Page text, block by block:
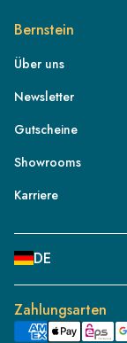
Bernstein
Über uns
Newsletter
Gutscheine
Showrooms
Karriere
DE
AT
CH
FR
IT
ES
PT
Zahlungsarten